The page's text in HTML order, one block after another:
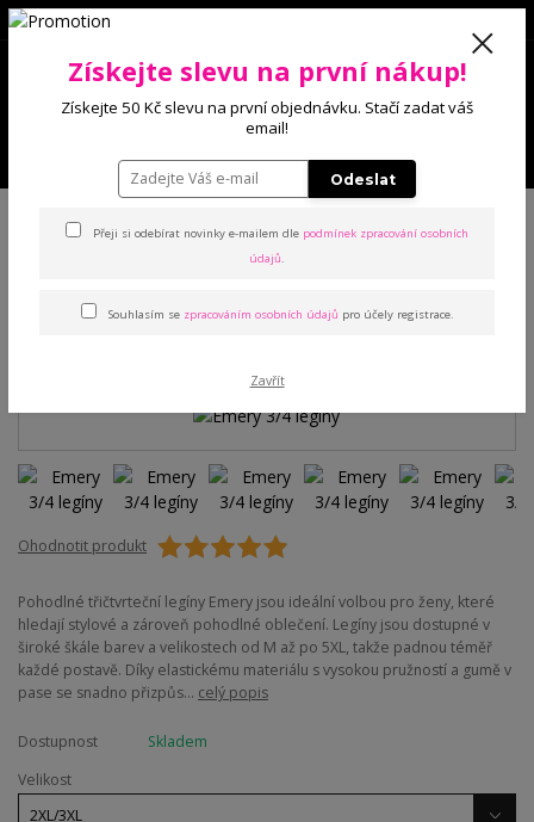
0 Kč
Ohodnotit produkt
Pohodlné třičtvrteční legíny Emery jsou ideální volbou pro ženy, které
hledají stylové a zároveň pohodlné oblečení. Legíny jsou dostupné v
široké škále barev a velikostech od M až po 5XL, takže padnou téměř
každé postavě. Díky elastickému materiálu s vysokou pružností a gumě v
pase se snadno přizpůs... celý popis
Dostupnost
Skladem
Velikost
Získejte slevu na první nákup!
Získejte 50 Kč slevu na první objednávku. Stačí zadat váš
email!
Odeslat
Přeji si odebírat novinky e-mailem dle podmínek zpracování osobních
údajů.
Souhlasím se zpracováním osobních údajů pro účely registrace.
Zavřít